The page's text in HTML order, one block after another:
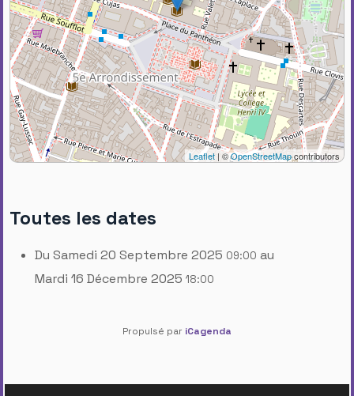
Leaflet | ©OpenStreetMapcontributors
Toutes les dates
Du Samedi 20 Septembre 2025 09:00 au
Mardi 16 Décembre 2025 18:00
Propulsé par iCagenda